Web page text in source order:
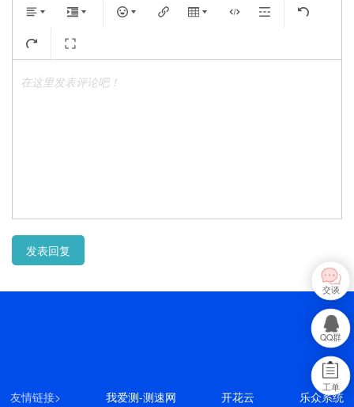
在这里发表评论吧！
发表回复
友情链接> 我爱测-测速网 开花云 乐众系统
交谈
QQ群
工单